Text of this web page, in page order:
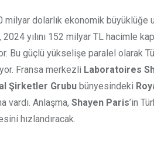
dolarlık ekonomik büyüklüğe
yılını 152 milyar TL hacimle
güçlü yükselişe paralel olarak
Fransa merkezli Laboratoires
Şirketler Grubu bünyesindeki
vardı. Anlaşma, Shayen Paris’in
hızlandıracak.